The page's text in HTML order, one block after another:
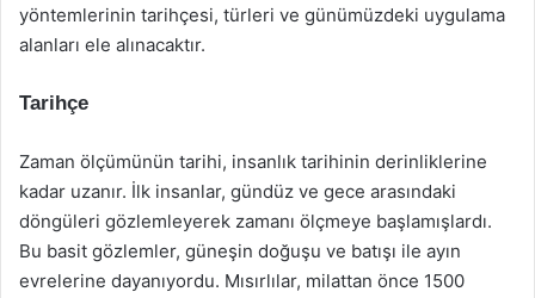
yöntemlerinin tarihçesi, türleri ve günümüzdeki uygulama
alanları ele alınacaktır.
Tarihçe
Zaman ölçümünün tarihi, insanlık tarihinin derinliklerine
kadar uzanır. İlk insanlar, gündüz ve gece arasındaki
döngüleri gözlemleyerek zamanı ölçmeye başlamışlardı.
Bu basit gözlemler, güneşin doğuşu ve batışı ile ayın
evrelerine dayanıyordu. Mısırlılar, milattan önce 1500